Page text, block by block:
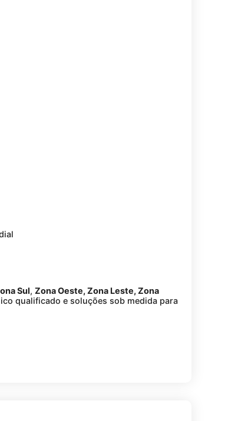
Sul, Zona Oeste, Zona Leste, Zona
qualificado e soluções sob medida para